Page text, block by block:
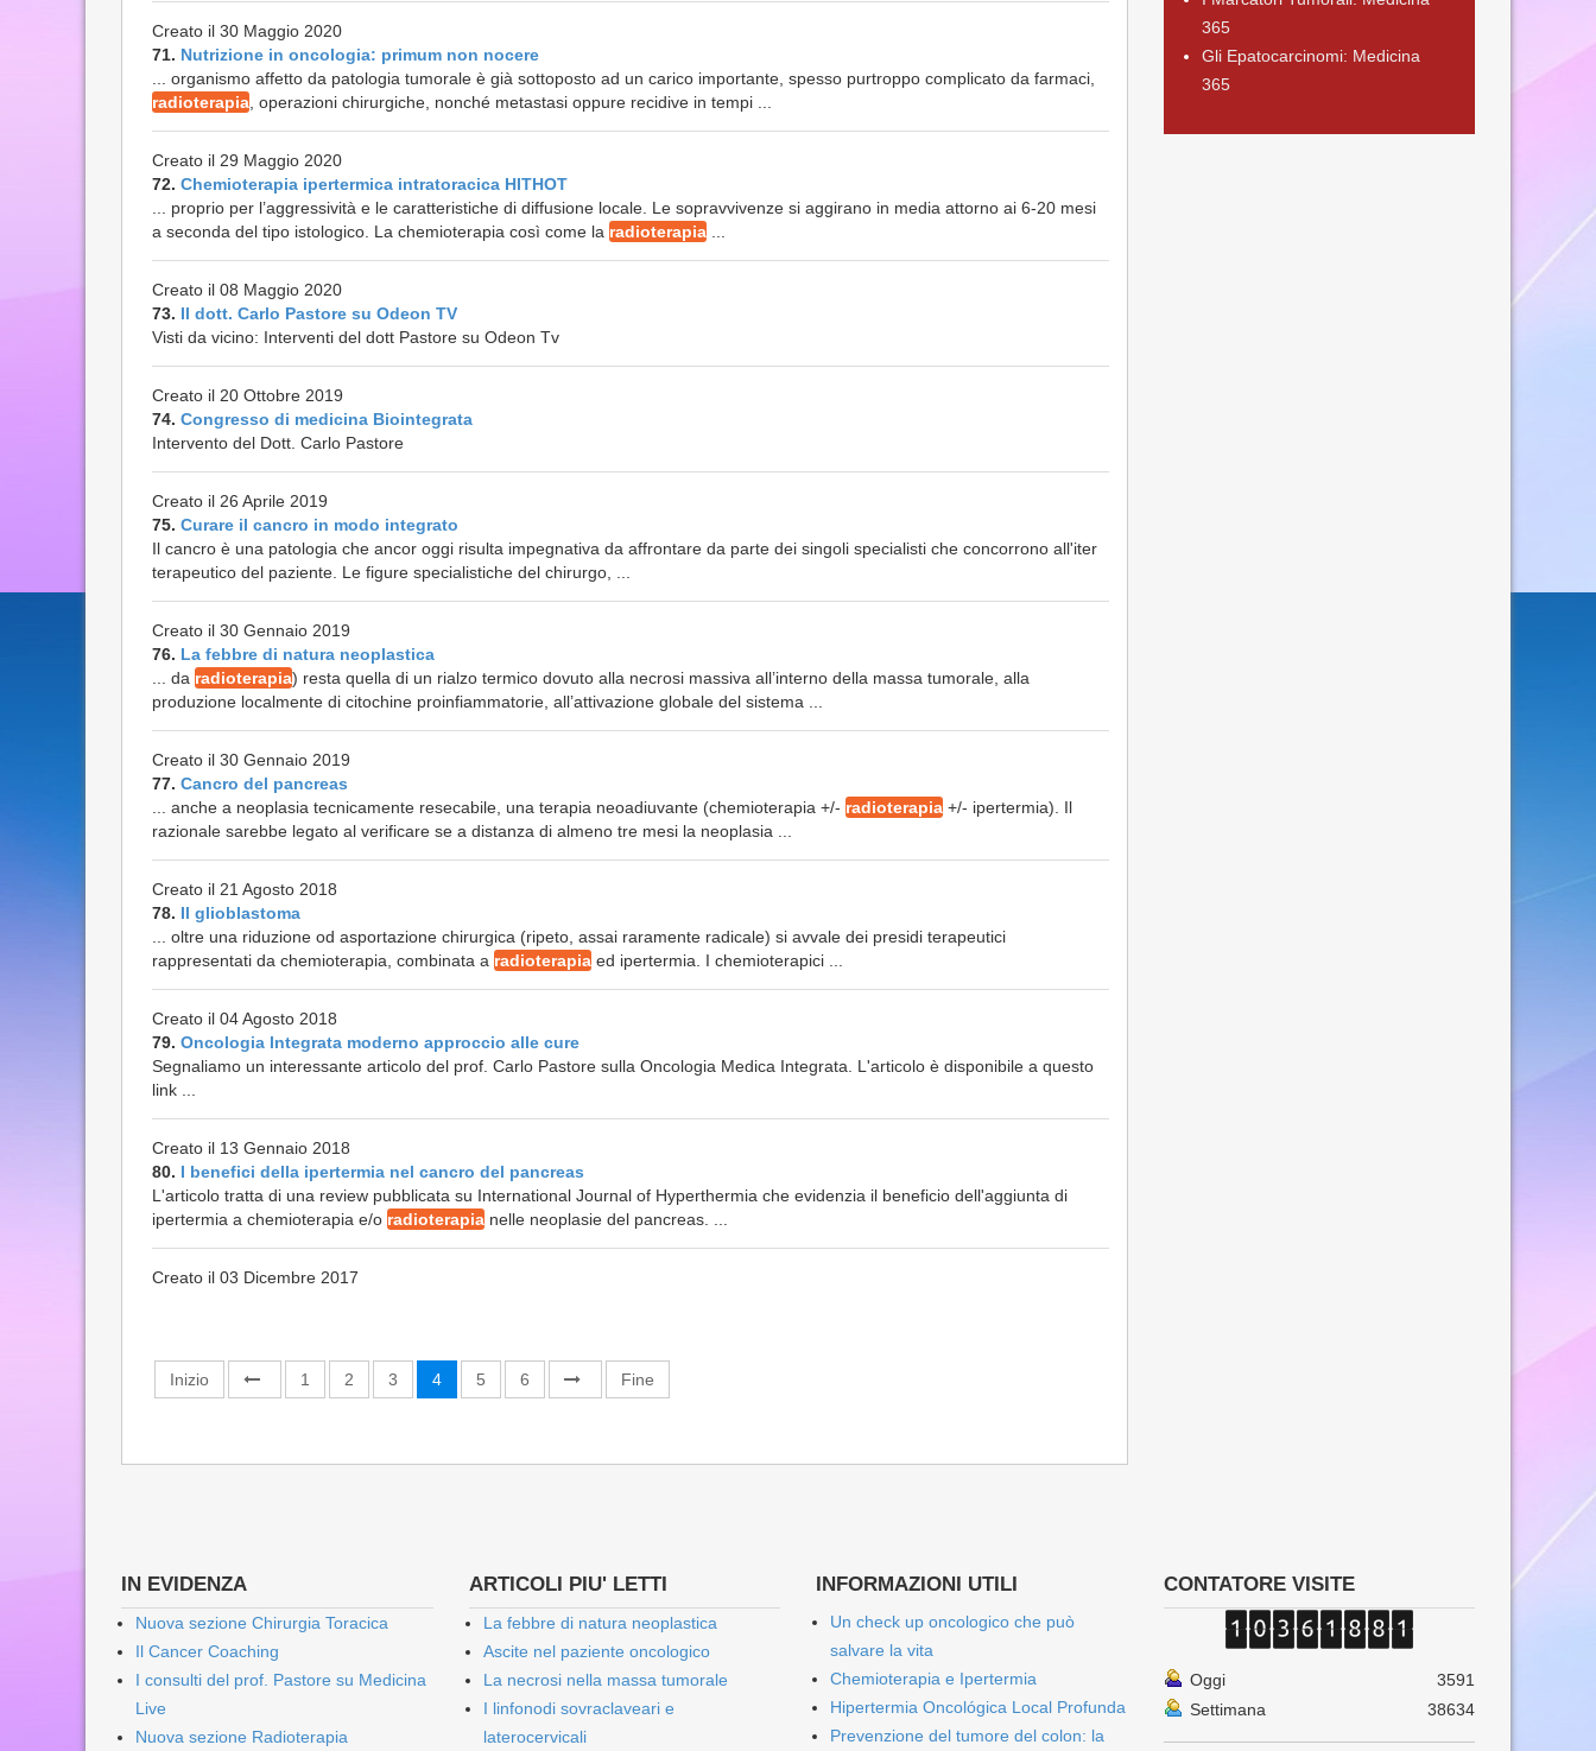
Creato il 30 Maggio 2020
71. Nutrizione in oncologia: primum non nocere
... organismo affetto da patologia tumorale è già sottoposto ad un carico importante, spesso purtroppo complicato da farmaci,
radioterapia , operazioni chirurgiche, nonché metastasi oppure recidive in tempi ...
Creato il 29 Maggio 2020
72. Chemioterapia ipertermica intratoracica HITHOT
... proprio per l’aggressività e le caratteristiche di diffusione locale. Le sopravvivenze si aggirano in media attorno ai 6-20 mesi
a seconda del tipo istologico. La chemioterapia così come la radioterapia
Creato il 08 Maggio 2020
73. Il dott. Carlo Pastore su Odeon TV
Visti da vicino: Interventi del dott Pastore su Odeon Tv
Creato il 20 Ottobre 2019
74. Congresso di medicina Biointegrata
Intervento del Dott. Carlo Pastore
Creato il 26 Aprile 2019
75. Curare il cancro in modo integrato
Il cancro è una patologia che ancor oggi risulta impegnativa da affrontare da parte dei singoli specialisti che concorrono all'iter
terapeutico del paziente. Le figure specialistiche del chirurgo, ...
Creato il 30 Gennaio 2019
76. La febbre di natura neoplastica
... da radioterapia) resta quella di un rialzo termico dovuto alla necrosi massiva all’interno della massa tumorale, alla
produzione localmente di citochine proinfiammatorie, all’attivazione globale del sistema ...
Creato il 30 Gennaio 2019
77. Cancro del pancreas
... anche a neoplasia tecnicamente resecabile, una terapia neoadiuvante (chemioterapia +/- radioterapia +/- ipertermia). Il
razionale sarebbe legato al verificare se a distanza di almeno tre mesi la neoplasia ...
Creato il 21 Agosto 2018
78. Il glioblastoma
... oltre una riduzione od asportazione chirurgica (ripeto, assai raramente radicale) si avvale dei presidi terapeutici
rappresentati da chemioterapia, combinata a radioterapia ed ipertermia. I chemioterapici ...
Creato il 04 Agosto 2018
79. Oncologia Integrata moderno approccio alle cure
Segnaliamo un interessante articolo del prof. Carlo Pastore sulla Oncologia Medica Integrata. L'articolo è disponibile a questo
link ...
Creato il 13 Gennaio 2018
80. I benefici della ipertermia nel cancro del pancreas
L'articolo tratta di una review pubblicata su International Journal of Hyperthermia che evidenzia il beneficio dell'aggiunta di
ipertermia a chemioterapia e/o radioterapia nelle neoplasie del pancreas. ...
Creato il 03 Dicembre 2017
Inizio 1 2 3 4 5 6 Fine
365
Gli Epatocarcinomi: Medicina
365
IN EVIDENZA
Nuova sezione Chirurgia Toracica
Il Cancer Coaching
I consulti del prof. Pastore su Medicina
Live
Nuova sezione Radioterapia
ARTICOLI PIU' LETTI
La febbre di natura neoplastica
Ascite nel paziente oncologico
La necrosi nella massa tumorale
I linfonodi sovraclaveari e
laterocervicali
INFORMAZIONI UTILI
Un check up oncologico che può
salvare la vita
Chemioterapia e Ipertermia
Hipertermia Oncológica Local Profunda
Prevenzione del tumore del colon: la
CONTATORE VISITE
Oggi
3591
Settimana
38634